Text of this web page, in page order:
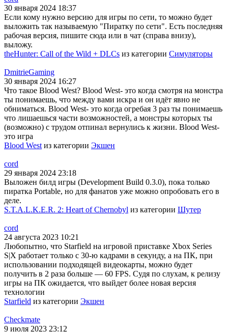
30 января 2024 18:37
Если кому нужно версию для игры по сети, то можно будет
выложить так называемую "Пиратку по сети". Есть последняя
рабочая версия, пишите сюда или в чат (справа внизу),
выложу.
theHunter: Call of the Wild + DLCs из категории Симуляторы
DmitrieGaming
30 января 2024 16:27
Что такое Blood West? Blood West- это когда смотря на монстра
ты понимаешь, что между вами искра и он идёт явно не
обниматься. Blood West- это когда огребая 3 раз ты понимаешь
что лишаешься части возможностей, а монстры которых ты
(возможно) с трудом отпинал вернулись к жизни. Blood West-
это игра
Blood West из категории Экшен
cord
29 января 2024 23:18
Выложен билд игры (Development Build 0.3.0), пока только
пиратка Portable, но для фанатов уже можно опробовать его в
деле.
S.T.A.L.K.E.R. 2: Heart of Chernobyl из категории Шутер
cord
24 августа 2023 10:21
Любопытно, что Starfield на игровой приставке Xbox Series
S|X работает только с 30-ю кадрами в секунду, а на ПК, при
использовании подходящей видеокарты, можно будет
получить в 2 раза больше — 60 FPS. Судя по слухам, к релизу
игры на ПК ожидается, что выйдет более новая версия
технологии
Starfield из категории Экшен
Checkmate
9 июля 2023 23:12